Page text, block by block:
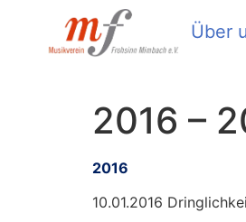
Über
2016 –
2016
10.01.2016